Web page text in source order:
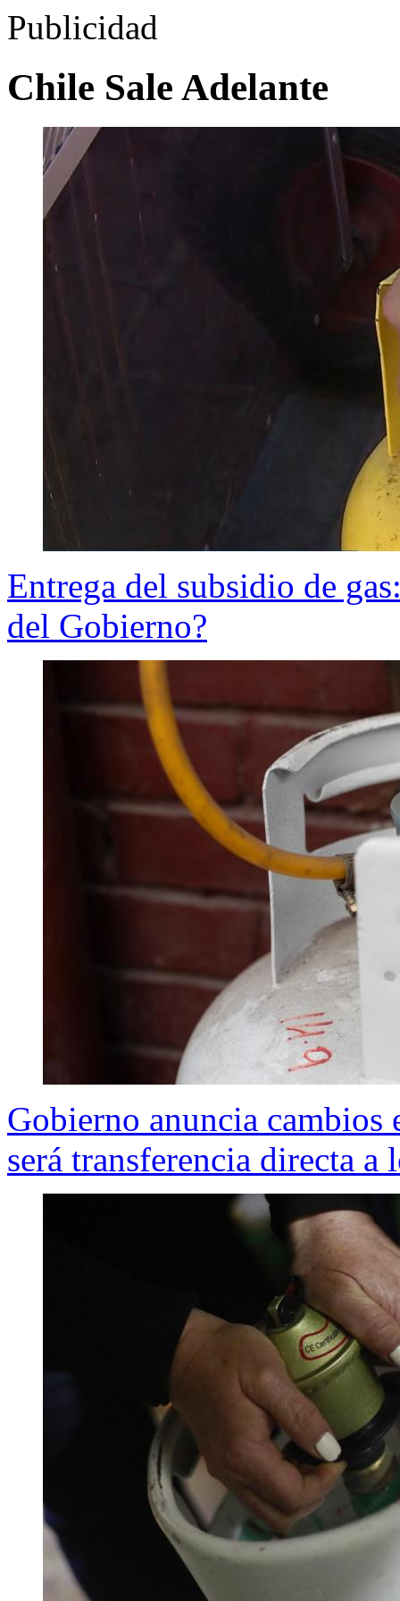
Publicidad
Chile Sale Adelante
Entrega del subsidio de
del Gobierno?
Gobierno anuncia cambios
será transferencia directa a